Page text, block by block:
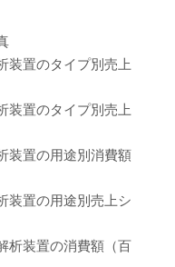
装置のタイプ別売上
装置のタイプ別売上
装置の用途別消費額
装置の用途別売上シ
析装置の消費額（百